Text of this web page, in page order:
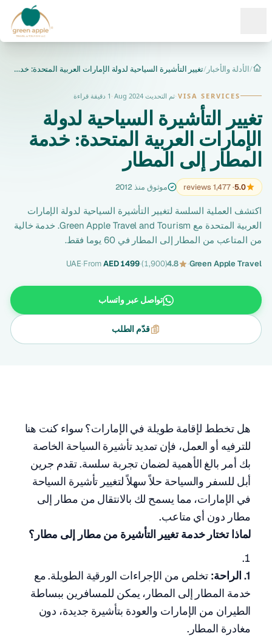
الرئيسية
/الأدلة والأخبار/ تغيير التأشيرة السياحية لدولة الإمارات العربية المتحدة: خدمة...
VISA SERVICES
·تم التحديث Aug 2024 · 1 دقيقة قراءة
تغيير التأشيرة السياحية لدولة
الإمارات العربية المتحدة: خدمة
المطار إلى المطار
5.0
· 1,477 reviews موثوق منذ 2012
اكتشف العملية السلسة لتغيير التأشيرة السياحية لدولة الإمارات
العربية المتحدة مع Green Apple Travel and Tourism. خدمة خالية
من المتاعب من المطار إلى المطار في 60 يوما فقط.
Green Apple Travel
·
4.8
(1,900)
·
FromAED 1499
·
UAE
تواصل عبر واتساب
قدّم الطلب
هل تخطط لإقامة طويلة في الإمارات؟ سواء كنت هنا
للترفيه أو العمل، فإن تمديد تأشيرة السياحة الخاصة
بك أمر بالغ الأهمية لضمان تجربة سلسة. تقدم جرين
أبل للسفر والسياحة حلاً سهلاً لتغيير تأشيرة السياحة
في الإمارات، مما يسمح لك بالانتقال من مطار إلى
مطار دون أي متاعب.
لماذا تختار خدمة تغيير التأشيرة من مطار إلى مطار؟
1. الراحة:
تخلص من الإجراءات الورقية الطويلة. مع
خدمة المطار إلى المطار، يمكن للمسافرين ببساطة
الطيران من الإمارات والعودة بتأشيرة جديدة، دون
مغادرة المطار.